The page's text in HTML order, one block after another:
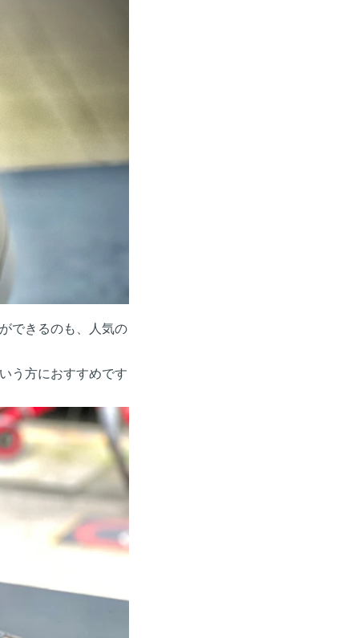
できるのも、人気の
う方におすすめです